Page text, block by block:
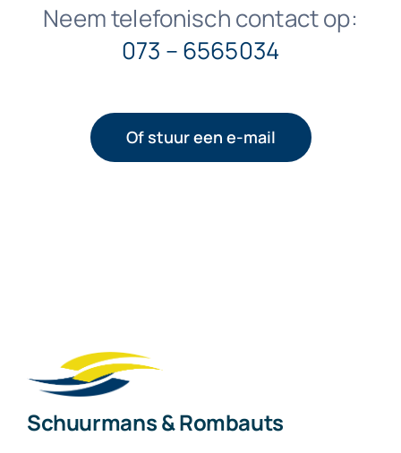
Neem telefonisch contact op:
073 – 6565034
Of stuur een e-mail
Schuurmans & Rombauts